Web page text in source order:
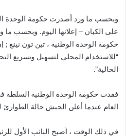
على الكيان – إعلانها اليوم. وبحسب ما
“للاستخدام المحلي لتسهيل وتسريع
الحالية”.
فقدت حكومة الوحدة الوطنية السلطة
العام عندما أعلن الجيش حالة الطوارئ
في ذلك الوقت ، أصبح النائب الأول